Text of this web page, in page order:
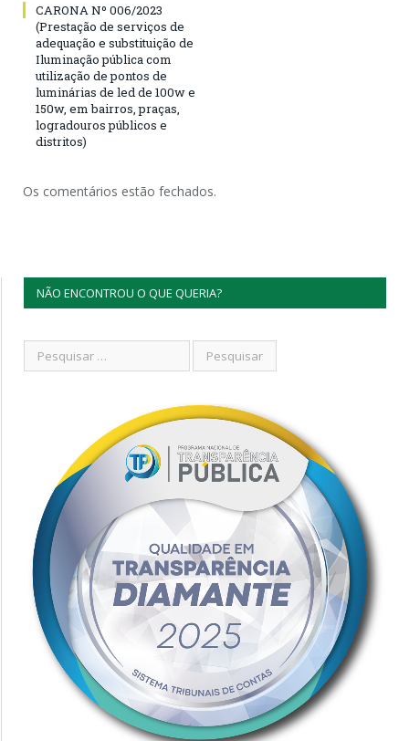
CARONA Nº 006/2023
(Prestação de serviços de
adequação e substituição de
Iluminação pública com
utilização de pontos de
luminárias de led de 100w e
150w, em bairros, praças,
logradouros públicos e
distritos)
Os comentários estão fechados.
NÃO ENCONTROU O QUE QUERIA?